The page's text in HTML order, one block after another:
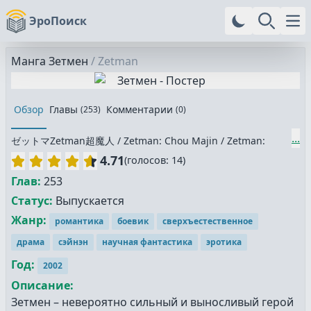
ЭроПоиск
Манга Зетмен /Zetman
Обзор Главы (253) Комментарии (0)
ゼットマZetman超魔人 / Zetman: Chou Majin / Zetman:
Super Demonic Beings
...
4.71(голосов: 14)
Глав: 253
Статус: Выпускается
Жанр:
романтика боевик
сверхъестественное
драма
сэйнэн научная фантастика эротика
Год: 2002
Описание:
Зетмен – невероятно сильный и выносливый герой